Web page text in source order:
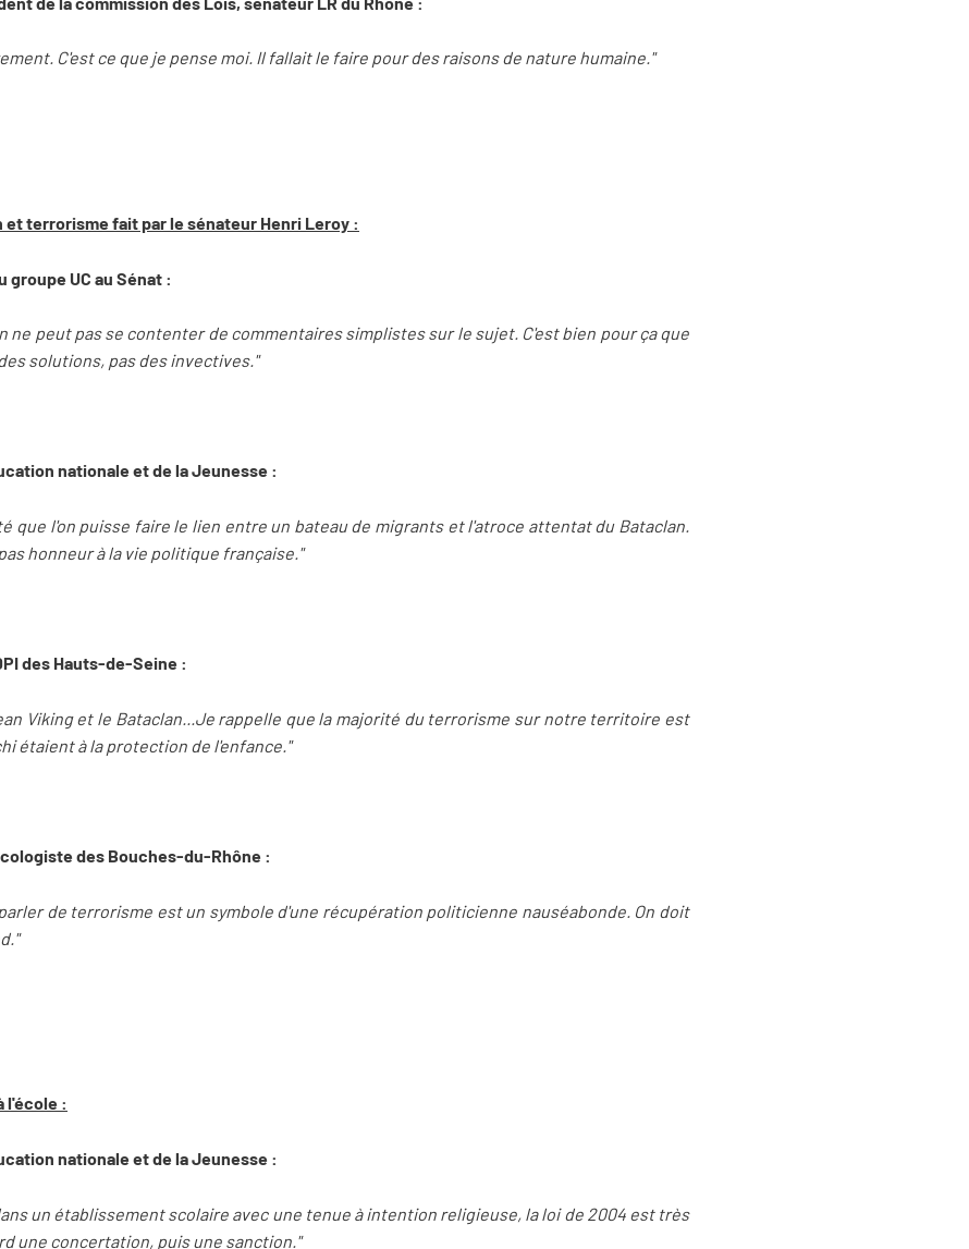
C'est ce que je pense moi. Il fallait le faire pour des raisons de nature humaine."
terrorisme fait par le sénateur Henri Leroy :
groupe UC au Sénat :
ne peut pas se contenter de commentaires simplistes sur le sujet. C'est bien pour ça que
solutions, pas des invectives."
nationale et de la Jeunesse :
que l'on puisse faire le lien entre un bateau de migrants et l'atroce attentat du Bataclan.
honneur à la vie politique française."
des Hauts-de-Seine :
Viking et le Bataclan...Je rappelle que la majorité du terrorisme sur notre territoire est
étaient à la protection de l'enfance."
des Bouches-du-Rhône :
de terrorisme est un symbole d'une récupération politicienne nauséabonde. On doit
l'école :
nationale et de la Jeunesse :
un établissement scolaire avec une tenue à intention religieuse, la loi de 2004 est très
une concertation, puis une sanction."